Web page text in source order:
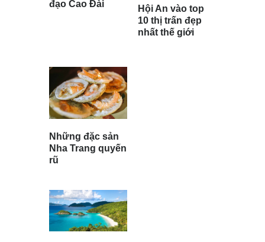
đạo Cao Đài
Hội An vào top
10 thị trấn đẹp
nhất thế giới
Những đặc sản
Nha Trang quyến
rũ